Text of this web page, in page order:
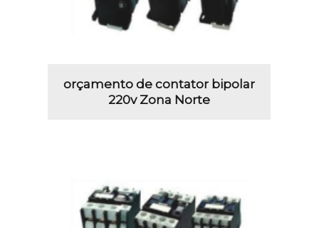
orçamento de contator bipolar
220v Zona Norte